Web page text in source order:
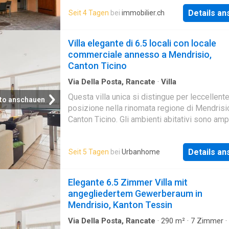
comfort, estetica e funzionalità. Viene
completamente arredato, offrendo una
investimenti.La posizione è uno dei suoi
Klima einen besonders angenehmen Alltag
begleiten, bieten wir eine interessante 4.5-
Wohnung zum Verkauf an. Die Immobilie
Privatsphäre, Ruhe und Stille garantiert,
nur wenige Schritte von allen wichtigen
Dienstleistungen entfernt ist
Seit 4 Tagen bei immobilier.ch Details
anschauen
Villa elegante di 6.5 locali con locale
commerciale annesso a Mendrisio,
Canton Ticino
Via Della Posta, Rancate · Villa
Questa villa unica si distingue per leccellente
posizione nella rinomata regione di
Canton Ticino. Gli ambienti abitativi sono
naturale, mentre la cucina moderna a pianta
invita a vivere la casa in modo conviviale e
funzionale.La proprietà offre 4 camere da
garantiscono ulteriori spazi di deposito. Un
elemento di particolare valore è il locale
commerciale annesso, che conferisce
unimportante flessibilità duso: ideale per
Seit 5 Tagen bei Urbanhome Details
Elegante 6.5 Zimmer Villa mit
angegliedertem Gewerberaum in
Mendrisio, Kanton Tessin
Via Della Posta, Rancate · 290 m² · 7 Zimmer ·